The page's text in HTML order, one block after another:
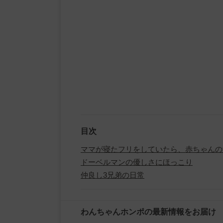
目次
ママが寝たフリをしていたら、赤ちゃん
ドーベルマンの優しさにほっこり
仲良し3兄弟の日常
わんちゃんホンポの最新情報をお届け